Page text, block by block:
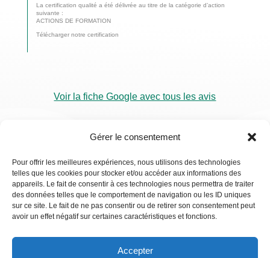
Gérer le consentement
Pour offrir les meilleures expériences, nous utilisons des technologies
telles que les cookies pour stocker et/ou accéder aux informations des
appareils. Le fait de consentir à ces technologies nous permettra de traiter
des données telles que le comportement de navigation ou les ID uniques
sur ce site. Le fait de ne pas consentir ou de retirer son consentement peut
avoir un effet négatif sur certaines caractéristiques et fonctions.
Accepter
La certification qualité a été délivrée au titre de la catégorie d’action
suivante :
ACTIONS DE FORMATION
Télécharger notre certification
Voir la fiche Google avec tous les avis
RDV
Visio